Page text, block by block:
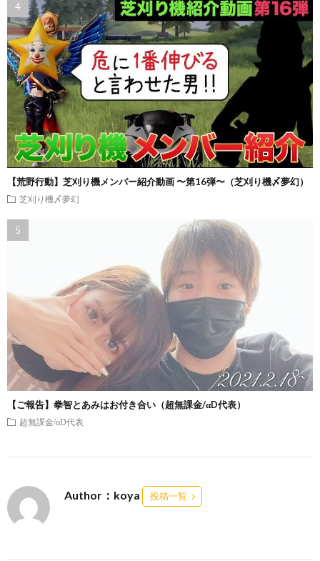
【荒野行動】芝刈り機メンバー紹介動画 〜第16弾〜（芝刈り機〆夢幻）
芝刈り機〆夢幻
【ご報告】拳智とあみはお付き合い（超無課金/αD代表）
超無課金/αD代表
Author：koya 投稿一覧